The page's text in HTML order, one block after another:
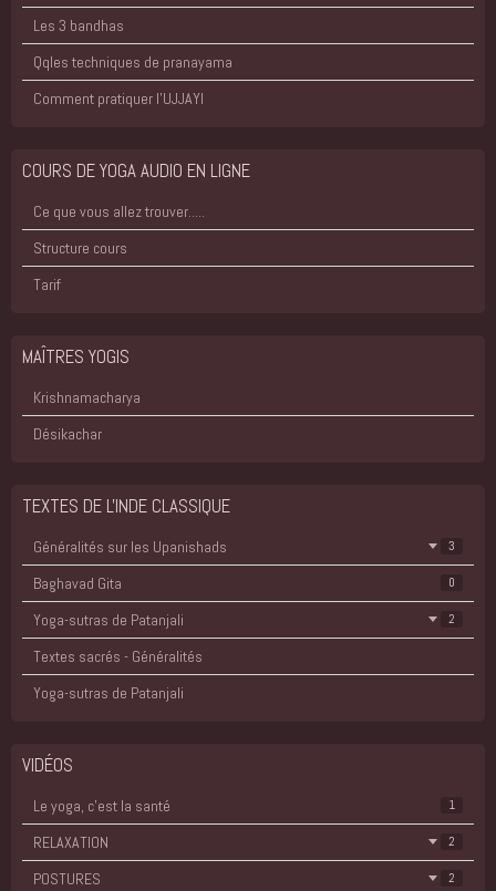
Les 3 bandhas
Qqles techniques de pranayama
Comment pratiquer l'UJJAYI
COURS DE YOGA AUDIO EN LIGNE
Ce que vous allez trouver.....
Structure cours
Tarif
MAÎTRES YOGIS
Krishnamacharya
Désikachar
TEXTES DE L'INDE CLASSIQUE
Généralités sur les Upanishads 3
Baghavad Gita 0
Yoga-sutras de Patanjali 2
Textes sacrés - Généralités
Yoga-sutras de Patanjali
VIDÉOS
Le yoga, c'est la santé 1
RELAXATION 2
POSTURES 2